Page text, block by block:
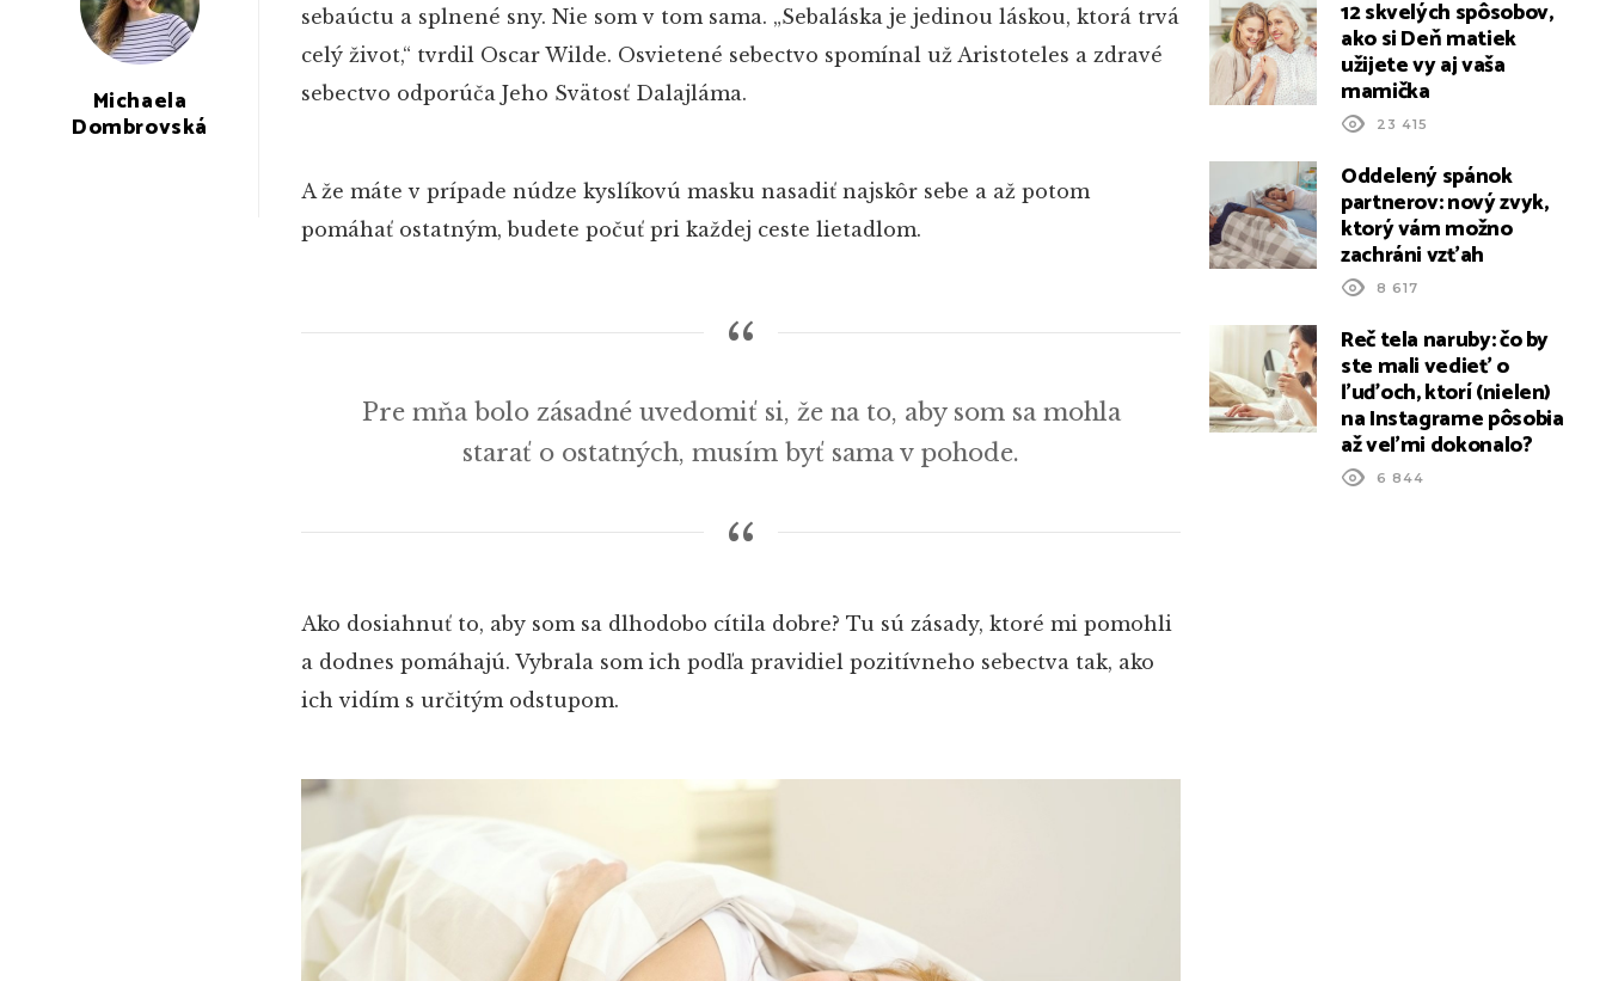
Michaela
Dombrovská
sebaúctu a splnené sny. Nie som v tom sama. „Sebaláska je jedinou láskou, ktorá trvá
celý život,“ tvrdil Oscar Wilde. Osvietené sebectvo spomínal už Aristoteles a zdravé
sebectvo odporúča Jeho Svätosť Dalajláma.
A že máte v prípade núdze kyslíkovú masku nasadiť najskôr sebe a až potom
pomáhať ostatným, budete počuť pri každej ceste lietadlom.
Pre mňa bolo zásadné uvedomiť si, že na to, aby som sa mohla
starať o ostatných, musím byť sama v pohode.
Ako dosiahnuť to, aby som sa dlhodobo cítila dobre? Tu sú zásady, ktoré mi pomohli
a dodnes pomáhajú. Vybrala som ich podľa pravidiel pozitívneho sebectva tak, ako
ich vidím s určitým odstupom.
12 skvelých spôsobov,
ako si Deň matiek
užijete vy aj vaša
mamička
23 415
Oddelený spánok
partnerov: nový zvyk,
ktorý vám možno
zachráni vzťah
8 617
Reč tela naruby: čo by
ste mali vedieť o
ľuďoch, ktorí (nielen)
na Instagrame pôsobia
až veľmi dokonalo?
6 844